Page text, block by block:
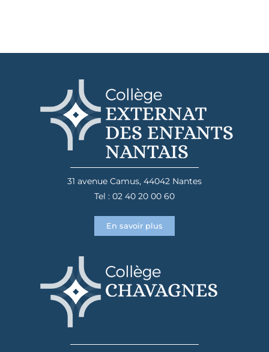
31 avenue Camus, 44042 Nantes
Tel : 02 40 20 00 60
En savoir plus